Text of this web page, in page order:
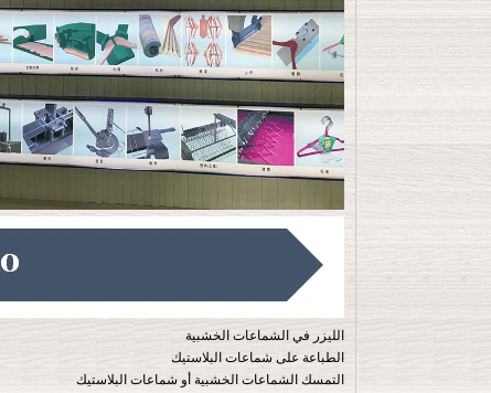
الليزر في الشماعات الخشبية
الطباعة على شماعات البلاستيك
التمسك الشماعات الخشبية أو شماعات البلاستيك